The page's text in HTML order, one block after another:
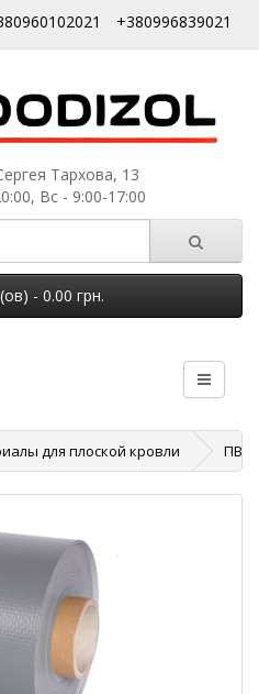
+380996839021
Тархова, 13
Вс - 9:00-17:00
- 0.00 грн.
для плоской кровли ПВХ